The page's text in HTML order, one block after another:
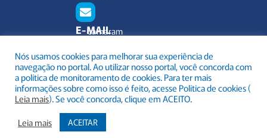
E-MAIL
camaram
barbacen
a.mg.gov.
br
Todos os direitos reservados a Câmara Municipal Barbacena
Nós usamos cookies para melhorar sua experiência de
navegação no portal. Ao utilizar nosso portal, você concorda com
a política de monitoramento de cookies. Para ter mais
informações sobre como isso é feito, acesse Política de cookies (
Leia mais). Se você concorda, clique em ACEITO.
Leia mais
ACEITAR